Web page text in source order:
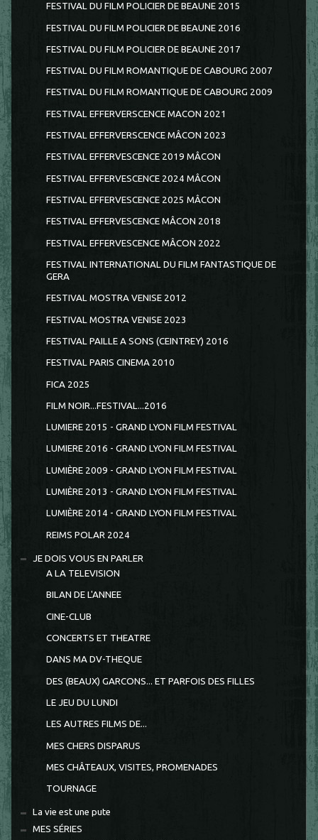
FESTIVAL DU FILM POLICIER DE BEAUNE 2015
FESTIVAL DU FILM POLICIER DE BEAUNE 2016
FESTIVAL DU FILM POLICIER DE BEAUNE 2017
FESTIVAL DU FILM ROMANTIQUE DE CABOURG 2007
FESTIVAL DU FILM ROMANTIQUE DE CABOURG 2009
FESTIVAL EFFERVERSCENCE MACON 2021
FESTIVAL EFFERVERSCENCE MÂCON 2023
FESTIVAL EFFERVESCENCE 2019 MÂCON
FESTIVAL EFFERVESCENCE 2024 MÂCON
FESTIVAL EFFERVESCENCE 2025 MÂCON
FESTIVAL EFFERVESCENCE MÂCON 2018
FESTIVAL EFFERVESCENCE MÂCON 2022
FESTIVAL INTERNATIONAL DU FILM FANTASTIQUE DE
GERA
FESTIVAL MOSTRA VENISE 2012
FESTIVAL MOSTRA VENISE 2023
FESTIVAL PAILLE A SONS (CEINTREY) 2016
FESTIVAL PARIS CINEMA 2010
FICA 2025
FILM NOIR...FESTIVAL...2016
LUMIERE 2015 - GRAND LYON FILM FESTIVAL
LUMIERE 2016 - GRAND LYON FILM FESTIVAL
LUMIÈRE 2009 - GRAND LYON FILM FESTIVAL
LUMIÈRE 2013 - GRAND LYON FILM FESTIVAL
LUMIÈRE 2014 - GRAND LYON FILM FESTIVAL
REIMS POLAR 2024
JE DOIS VOUS EN PARLER
A LA TELEVISION
BILAN DE L'ANNEE
CINE-CLUB
CONCERTS ET THEATRE
DANS MA DV-THEQUE
DES (BEAUX) GARCONS... ET PARFOIS DES FILLES
LE JEU DU LUNDI
LES AUTRES FILMS DE...
MES CHERS DISPARUS
MES CHÂTEAUX, VISITES, PROMENADES
TOURNAGE
La vie est une pute
MES SÉRIES